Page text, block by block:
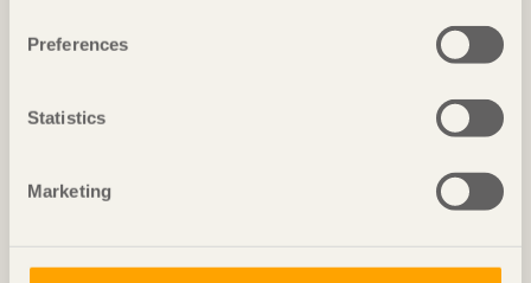
Preferences
Statistics
Marketing
Hus för Marebito